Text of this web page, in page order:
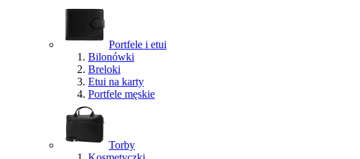
Portfele i etui
Bilonówki
Breloki
Etui na karty
Portfele męskie
Torby